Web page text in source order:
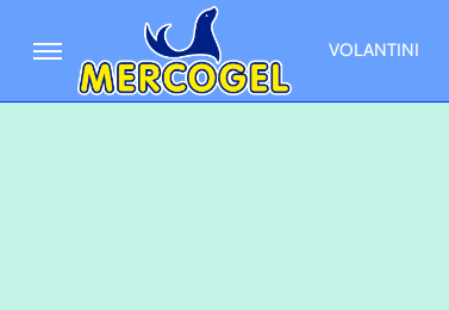
VOLANTINI